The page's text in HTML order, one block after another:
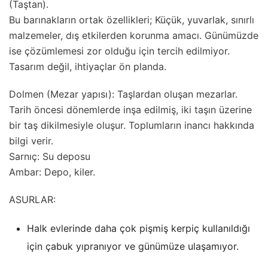
(Taştan).
Bu barınakların ortak özellikleri; Küçük, yuvarlak, sınırlı
malzemeler, dış etkilerden korunma amacı. Günümüzde
ise çözümlemesi zor olduğu için tercih edilmiyor.
Tasarım değil, ihtiyaçlar ön planda.
Dolmen (Mezar yapısı): Taşlardan oluşan mezarlar.
Tarih öncesi dönemlerde inşa edilmiş, iki taşın üzerine
bir taş dikilmesiyle oluşur. Toplumların inancı hakkında
bilgi verir.
Sarnıç: Su deposu
Ambar: Depo, kiler.
ASURLAR:
Halk evlerinde daha çok pişmiş kerpiç kullanıldığı
için çabuk yıpranıyor ve günümüze ulaşamıyor.